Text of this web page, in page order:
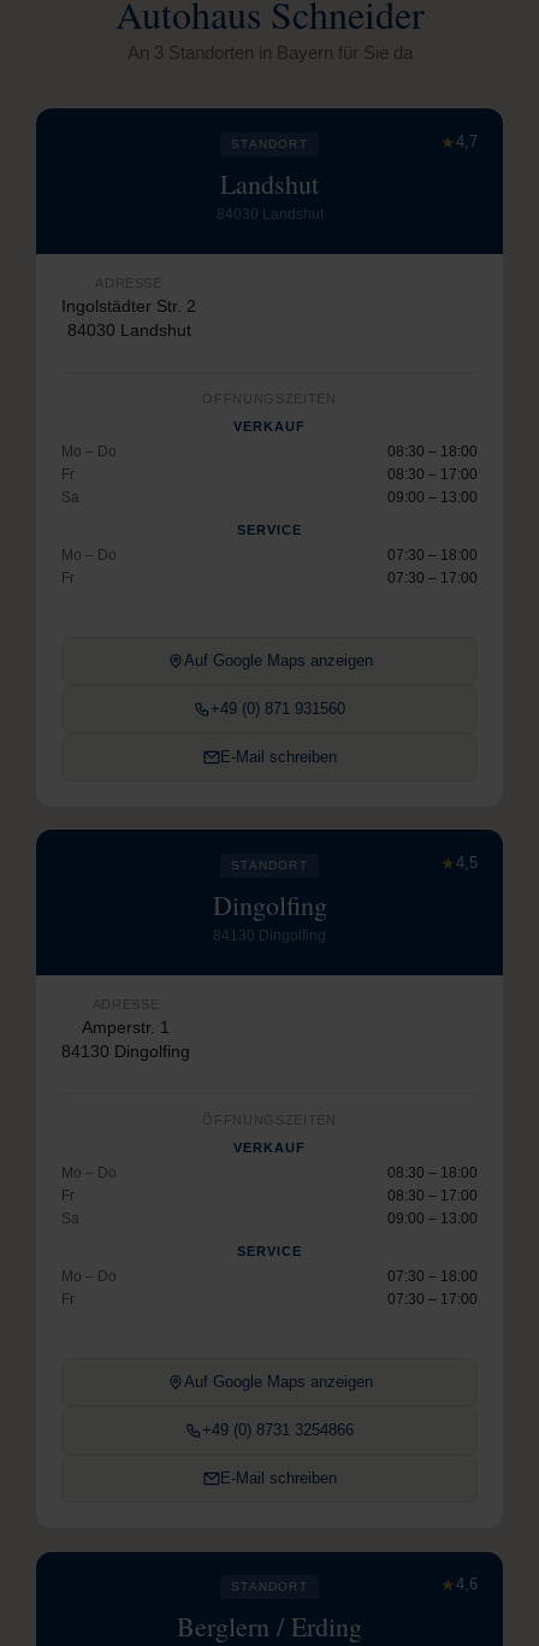
Autohaus Schneider
An 3 Standorten in Bayern für Sie da
★4,7
STANDORT
Landshut
84030 Landshut
ADRESSE
Ingolstädter Str. 2
84030 Landshut
ÖFFNUNGSZEITEN
VERKAUF
Mo – Do
08:30 – 18:00
Fr
08:30 – 17:00
Sa
09:00 – 13:00
SERVICE
Mo – Do
07:30 – 18:00
Fr
07:30 – 17:00
Auf Google Maps anzeigen
+49 (0) 871 931560
E-Mail schreiben
★4,5
STANDORT
Dingolfing
84130 Dingolfing
ADRESSE
Amperstr. 1
84130 Dingolfing
ÖFFNUNGSZEITEN
VERKAUF
Mo – Do
08:30 – 18:00
Fr
08:30 – 17:00
Sa
09:00 – 13:00
SERVICE
Mo – Do
07:30 – 18:00
Fr
07:30 – 17:00
Auf Google Maps anzeigen
+49 (0) 8731 3254866
E-Mail schreiben
★4,6
STANDORT
Berglern / Erding